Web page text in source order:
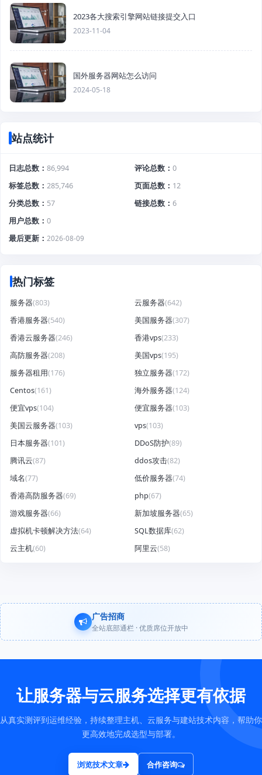
2023各大搜索引擎网站链接提交入口
2023-11-04
国外服务器网站怎么访问
2024-05-18
站点统计
日志总数 86,994 评论总数
0
标签总数
285,746 页面总数
12
分类总数
57 链接总数
6
用户总数
0
最后更新
2026-08-09
热门标签
服务器(803) 云服务器(642)
香港服务器(540) 美国服务器(307)
香港云服务器(246) 香港vps(233)
高防服务器(208) 美国vps(195)
服务器租用(176) 独立服务器(172)
Centos(161) 海外服务器(124)
便宜vps(104) 便宜服务器(103)
美国云服务器(103) vps(103)
日本服务器(101) DDoS防护(89)
腾讯云(87) ddos攻击(82)
域名(77) 低价服务器(74)
香港高防服务器(69) php(67)
游戏服务器(66) 新加坡服务器(65)
虚拟机卡顿解决方法(64) SQL数据库(62)
云主机(60) 阿里云(58)
广告招商
全站底部通栏 · 优质席位开放中
让服务器与云服务选择更有依据
从真实测评到运维经验，持续整理主机、云服务与建站技术内容，帮助你
更高效地完成选型与部署。
浏览技术文章 合作咨询